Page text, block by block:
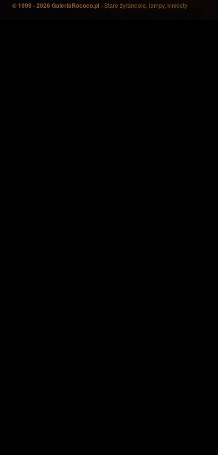
© 1999 - 2026 GaleriaRococo.pl- Stare żyrandole, lampy, kinkiety